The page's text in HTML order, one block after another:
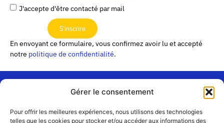
Gérer le consentement
Pour offrir les meilleures expériences, nous utilisons des technologies
telles que les cookies pour stocker et/ou accéder aux informations des
J'accepte d'être contacté par mail
S'inscrire
En envoyant ce formulaire, vous confirmez avoir lu et accepté
notre politique de confidentialité.
« Les
Passerelles »